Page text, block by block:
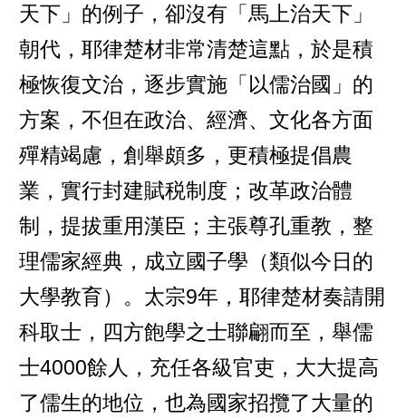
天下」的例子，卻沒有「馬上治天下」
朝代，耶律楚材非常清楚這點，於是積
極恢復文治，逐步實施「以儒治國」的
方案，不但在政治、經濟、文化各方面
殫精竭慮，創舉頗多，更積極提倡農
業，實行封建賦税制度；改革政治體
制，提拔重用漢臣；主張尊孔重教，整
理儒家經典，成立國子學（類似今日的
大學教育）。太宗9年，耶律楚材奏請開
科取士，四方飽學之士聯翩而至，舉儒
士4000餘人，充任各級官吏，大大提高
了儒生的地位，也為國家招攬了大量的